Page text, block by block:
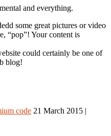
and everything.
some great pictures or video
“pop”! Your content is
could certainly be one of
blog!
code 21 March 2015 |